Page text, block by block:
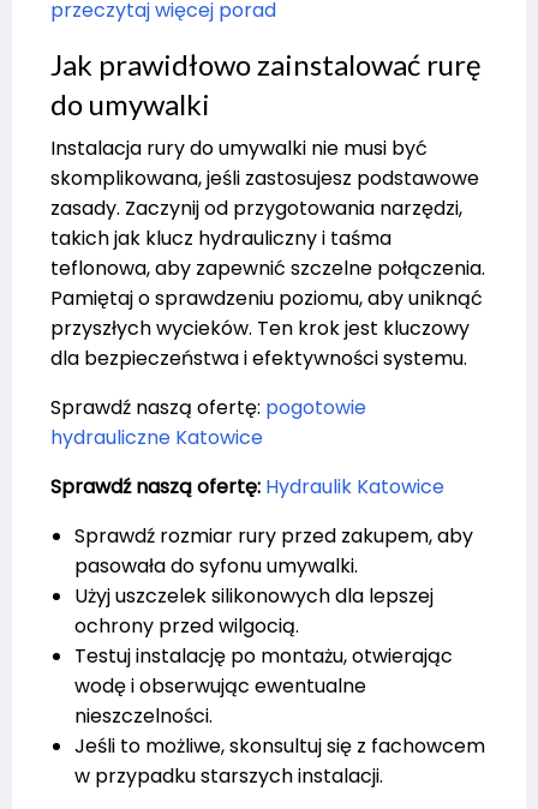
przeczytaj więcej porad
Jak prawidłowo zainstalować rurę
do umywalki
Instalacja rury do umywalki nie musi być
skomplikowana, jeśli zastosujesz podstawowe
zasady. Zaczynij od przygotowania narzędzi,
takich jak klucz hydrauliczny i taśma
teflonowa, aby zapewnić szczelne połączenia.
Pamiętaj o sprawdzeniu poziomu, aby uniknąć
przyszłych wycieków. Ten krok jest kluczowy
dla bezpieczeństwa i efektywności systemu.
Sprawdź naszą ofertę: pogotowie
hydrauliczne Katowice
Sprawdź naszą ofertę: Hydraulik Katowice
Sprawdź rozmiar rury przed zakupem, aby
pasowała do syfonu umywalki.
Użyj uszczelek silikonowych dla lepszej
ochrony przed wilgocią.
Testuj instalację po montażu, otwierając
wodę i obserwując ewentualne
nieszczelności.
Jeśli to możliwe, skonsultuj się z fachowcem
w przypadku starszych instalacji.